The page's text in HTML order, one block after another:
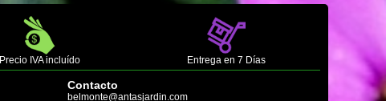
Precio IVA incluído Entrega en 7 Días
Contacto
belmonte@antasjardin.com